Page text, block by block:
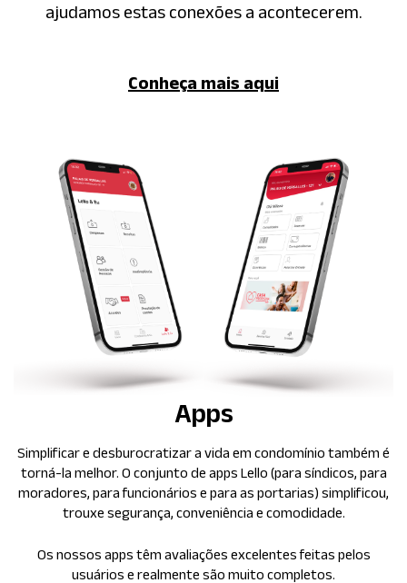
ajudamos estas conexões a acontecerem.
Conheça mais aqui
Apps
Simplificar e desburocratizar a vida em condomínio também é
torná-la melhor. O conjunto de apps Lello (para síndicos, para
moradores, para funcionários e para as portarias) simplificou,
trouxe segurança, conveniência e comodidade.
Os nossos apps têm avaliações excelentes feitas pelos
usuários e realmente são muito completos.